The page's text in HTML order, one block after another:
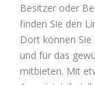
Besitzer oder
finden Sie den
Dort können
und für das
mitbieten. Mit